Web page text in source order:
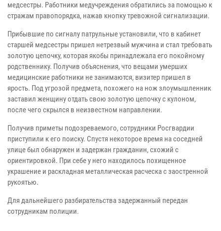
медсестры. Работники медучреждения обратились за помощью к
стражам правопорядка, нажав кнопку тревожной сигнализации.
Прибывшие по сигналу патрульные установили, что в кабинет
старшей медсестры пришел нетрезвый мужчина и стал требовать
золотую цепочку, которая якобы принадлежала его покойному
родственнику. Получив объяснения, что вещами умерших
медицинские работники не занимаются, визитер пришел в
ярость. Под угрозой предмета, похожего на нож злоумышленник
заставил женщину отдать свою золотую цепочку с кулоном,
после чего скрылся в неизвестном направлении.
Получив приметы подозреваемого, сотрудники Росгвардии
приступили к его поиску. Спустя некоторое время на соседней
улице был обнаружен и задержан гражданин, схожий с
ориентировкой. При себе у него находилось похищенное
украшение и раскладная металлическая расческа с заостренной
рукоятью.
Для дальнейшего разбирательства задержанный передан
сотрудникам полиции.